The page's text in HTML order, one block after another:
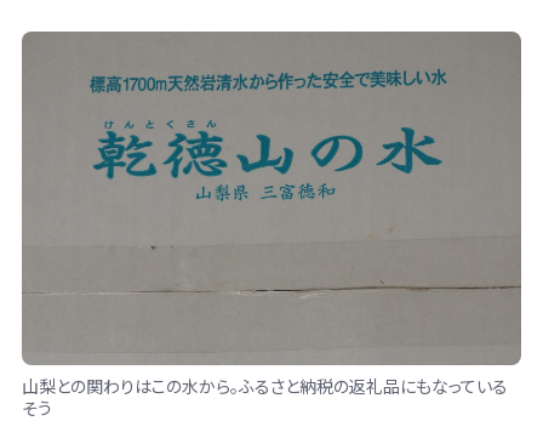
山梨との関わりはこの水から。ふるさと納税の返礼品にもなっている
そう